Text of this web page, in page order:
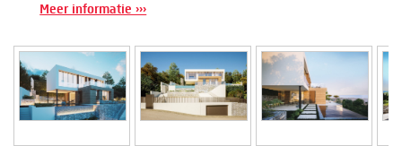
Meer informatie ›››